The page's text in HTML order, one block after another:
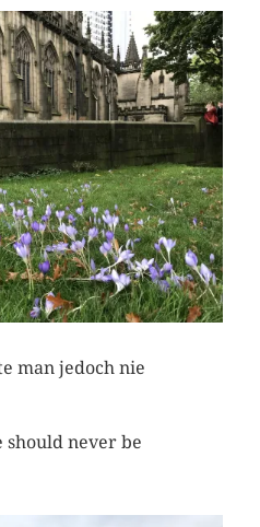
man jedoch nie
never be